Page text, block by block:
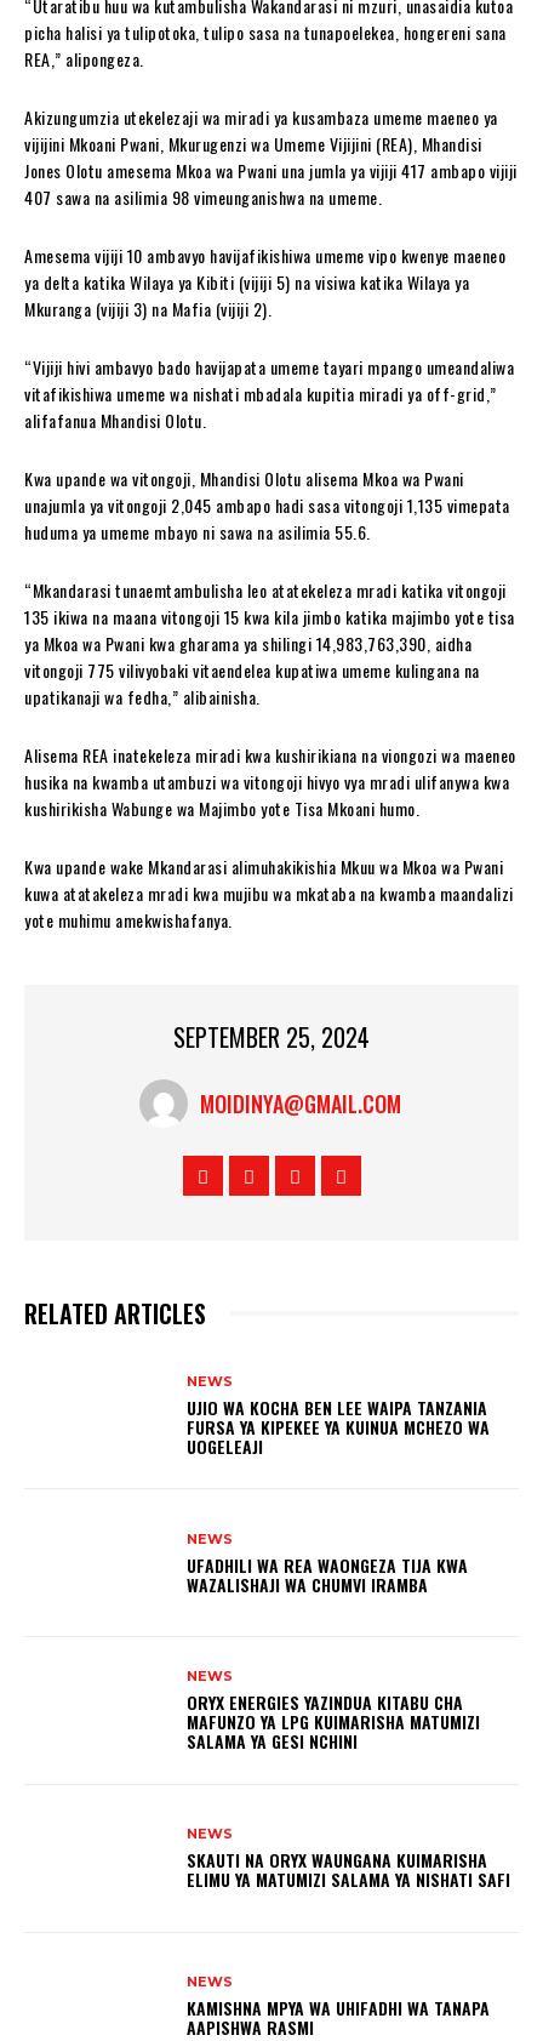
“Utaratibu huu wa kutambulisha Wakandarasi ni mzuri, unasaidia kutoa
picha halisi ya tulipotoka, tulipo sasa na tunapoelekea, hongereni sana
REA,” alipongeza.
Akizungumzia utekelezaji wa miradi ya kusambaza umeme maeneo ya
vijijini Mkoani Pwani, Mkurugenzi wa Umeme Vijijini (REA), Mhandisi
Jones Olotu amesema Mkoa wa Pwani una jumla ya vijiji 417 ambapo vijiji
407 sawa na asilimia 98 vimeunganishwa na umeme.
Amesema vijiji 10 ambavyo havijafikishiwa umeme vipo kwenye maeneo
ya delta katika Wilaya ya Kibiti (vijiji 5) na visiwa katika Wilaya ya
Mkuranga (vijiji 3) na Mafia (vijiji 2).
“Vijiji hivi ambavyo bado havijapata umeme tayari mpango umeandaliwa
vitafikishiwa umeme wa nishati mbadala kupitia miradi ya off-grid,”
alifafanua Mhandisi Olotu.
Kwa upande wa vitongoji, Mhandisi Olotu alisema Mkoa wa Pwani
unajumla ya vitongoji 2,045 ambapo hadi sasa vitongoji 1,135 vimepata
huduma ya umeme mbayo ni sawa na asilimia 55.6.
“Mkandarasi tunaemtambulisha leo atatekeleza mradi katika vitongoji
135 ikiwa na maana vitongoji 15 kwa kila jimbo katika majimbo yote tisa
ya Mkoa wa Pwani kwa gharama ya shilingi 14,983,763,390, aidha
vitongoji 775 vilivyobaki vitaendelea kupatiwa umeme kulingana na
upatikanaji wa fedha,” alibainisha.
Alisema REA inatekeleza miradi kwa kushirikiana na viongozi wa maeneo
husika na kwamba utambuzi wa vitongoji hivyo vya mradi ulifanywa kwa
kushirikisha Wabunge wa Majimbo yote Tisa Mkoani humo.
Kwa upande wake Mkandarasi alimuhakikishia Mkuu wa Mkoa wa Pwani
kuwa atatakeleza mradi kwa mujibu wa mkataba na kwamba maandalizi
yote muhimu amekwishafanya.
SEPTEMBER 25, 2024
MOIDINYA@GMAIL.COM
RELATED ARTICLES
NEWS
UJIO WA KOCHA BEN LEE WAIPA TANZANIA
FURSA YA KIPEKEE YA KUINUA MCHEZO WA
UOGELEAJI
NEWS
UFADHILI WA REA WAONGEZA TIJA KWA
WAZALISHAJI WA CHUMVI IRAMBA
NEWS
ORYX ENERGIES YAZINDUA KITABU CHA
MAFUNZO YA LPG KUIMARISHA MATUMIZI
SALAMA YA GESI NCHINI
NEWS
SKAUTI NA ORYX WAUNGANA KUIMARISHA
ELIMU YA MATUMIZI SALAMA YA NISHATI SAFI
NEWS
KAMISHNA MPYA WA UHIFADHI WA TANAPA
AAPISHWA RASMI